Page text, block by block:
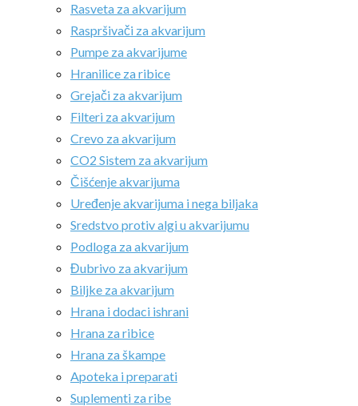
Rasveta za akvarijum
Raspršivači za akvarijum
Pumpe za akvarijume
Hranilice za ribice
Grejači za akvarijum
Filteri za akvarijum
Crevo za akvarijum
CO2 Sistem za akvarijum
Čišćenje akvarijuma
Uređenje akvarijuma i nega biljaka
Sredstvo protiv algi u akvarijumu
Podloga za akvarijum
Đubrivo za akvarijum
Biljke za akvarijum
Hrana i dodaci ishrani
Hrana za ribice
Hrana za škampe
Apoteka i preparati
Suplementi za ribe